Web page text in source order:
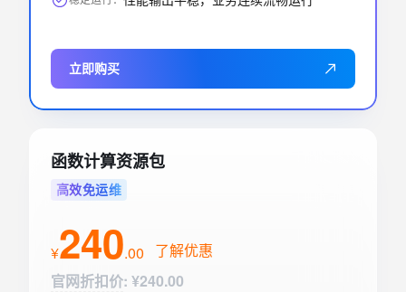
立即购买
函数计算资源包
高效免运维
¥240.00
了解优惠
官网折扣价: ¥240.00